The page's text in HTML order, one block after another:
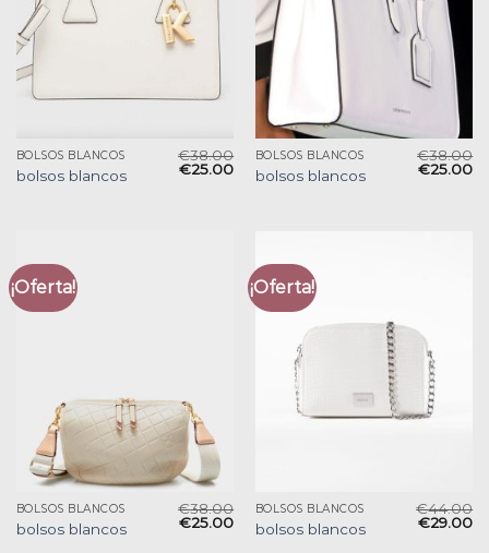
BOLSOS BLANCOS
bolsos blancos
€38.00
€25.00
BOLSOS BLANCOS
bolsos blancos
€38.00
€25.00
¡Oferta!
BOLSOS BLANCOS
bolsos blancos
€38.00
€25.00
¡Oferta!
BOLSOS BLANCOS
bolsos blancos
€44.00
€29.00